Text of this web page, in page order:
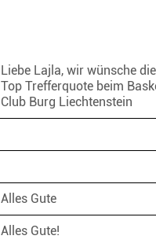
Liebe Lajla, wir wünsche
Top Trefferquote beim
Club Burg Liechtenstein
Alles Gute
Alles Gute!